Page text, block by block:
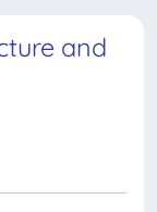
and